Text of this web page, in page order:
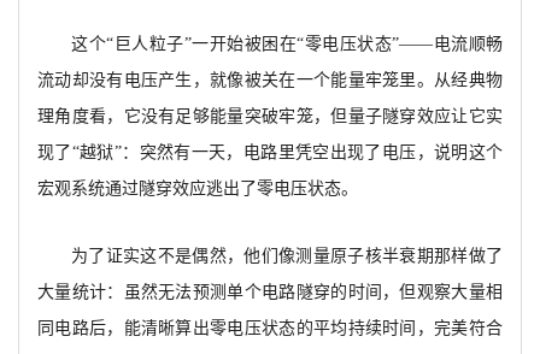
这个“巨人粒子”一开始被困在“零电压状态”——电流顺畅
流动却没有电压产生，就像被关在一个能量牢笼里。从经典物
理角度看，它没有足够能量突破牢笼，但量子隧穿效应让它实
现了“越狱”：突然有一天，电路里凭空出现了电压，说明这个
宏观系统通过隧穿效应逃出了零电压状态。
为了证实这不是偶然，他们像测量原子核半衰期那样做了
大量统计：虽然无法预测单个电路隧穿的时间，但观察大量相
同电路后，能清晰算出零电压状态的平均持续时间，完美符合